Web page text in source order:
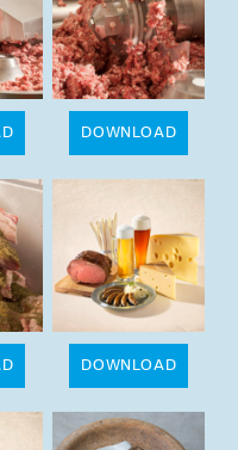
DOWNLOAD
DOWNLOAD